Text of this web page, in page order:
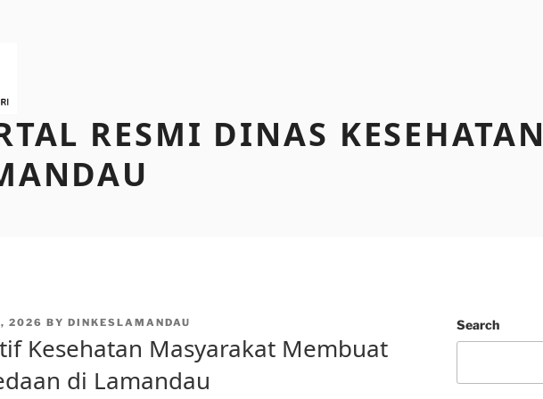
RESMI DINAS KESEHATAN
2026 BY DINKESLAMANDAU
Kesehatan Masyarakat Membuat
di Lamandau
Search